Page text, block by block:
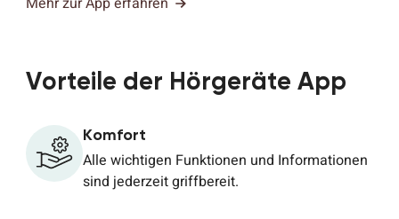
Vorteile der Hörgeräte App
Komfort
Alle wichtigen Funktionen und Informationen
sind jederzeit griffbereit.